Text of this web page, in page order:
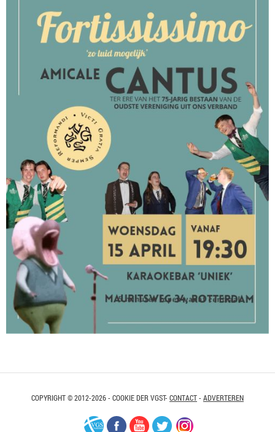
COPYRIGHT © 2012-2026 - COOKIE DER VGST- CONTACT- ADVERTEREN